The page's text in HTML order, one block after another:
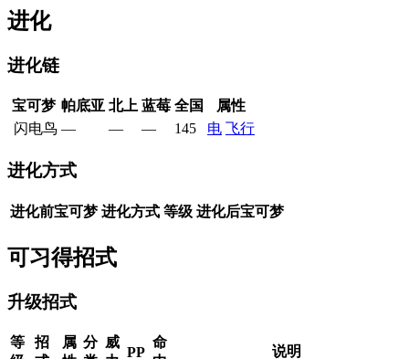
进化
进化链
宝可梦 帕底亚 北上 蓝莓 全国
属性
闪电鸟 — — — 145 电 飞行
进化方式
进化前宝可梦 进化方式 等级 进化后宝可梦
可习得招式
升级招式
等
招
属 分 威
PP
命
说明